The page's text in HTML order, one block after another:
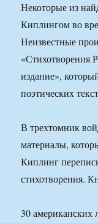
Некоторые из
Киплингом во
Неизвестные
«Стихотворения
издание»,
поэтических
В трехтомник
материалы,
Киплинг
стихотворения.
30 американских